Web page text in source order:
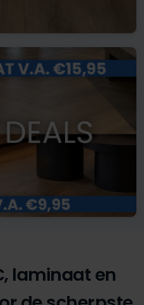
laminaat en